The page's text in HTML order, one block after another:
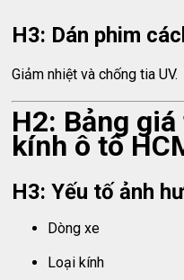
H3: Dán phim
Giảm nhiệt và chống tia UV.
H2: Bảng
kính ô tô
H3: Yếu tố ảnh
Dòng xe
Loại kính